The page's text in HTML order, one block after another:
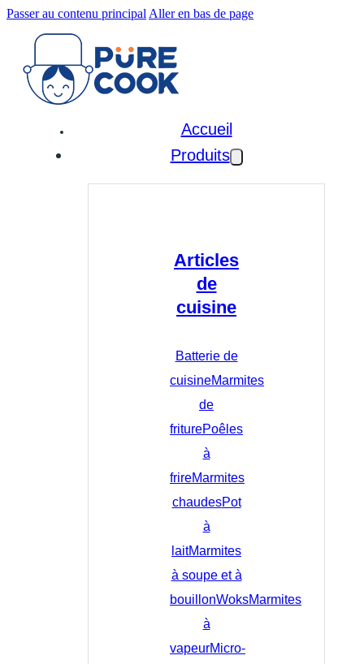
Passer au contenu principal Aller en bas de page
Accueil
Produits
Articles
de
cuisine
Batterie de
cuisineMarmites
de
friturePoêles
à
frireMarmites
chaudesPot
à
laitMarmites
à soupe et à
bouillonWoksMarmites
à
vapeurMicro-